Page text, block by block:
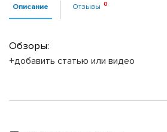
Описание Отзывы
Обзоры:
+добавить статью или видео